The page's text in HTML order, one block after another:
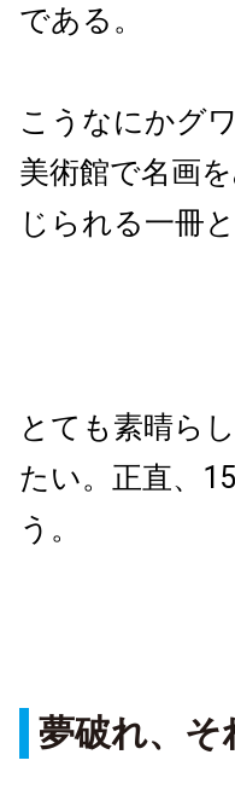
である。
こうなにかグ
美術館で名画
じられる一冊
とても素晴ら
たい。正直、
う。
夢破れ、そ